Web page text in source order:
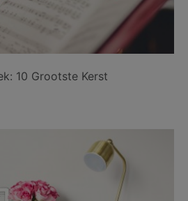
10 Grootste Kerst